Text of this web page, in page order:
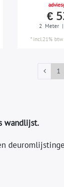
design wit 2 m
€
2 Meter
* incl.21% btw
1
wandlijst.